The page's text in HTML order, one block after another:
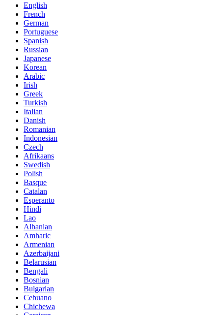
English
French
German
Portuguese
Spanish
Russian
Japanese
Korean
Arabic
Irish
Greek
Turkish
Italian
Danish
Romanian
Indonesian
Czech
Afrikaans
Swedish
Polish
Basque
Catalan
Esperanto
Hindi
Lao
Albanian
Amharic
Armenian
Azerbaijani
Belarusian
Bengali
Bosnian
Bulgarian
Cebuano
Chichewa